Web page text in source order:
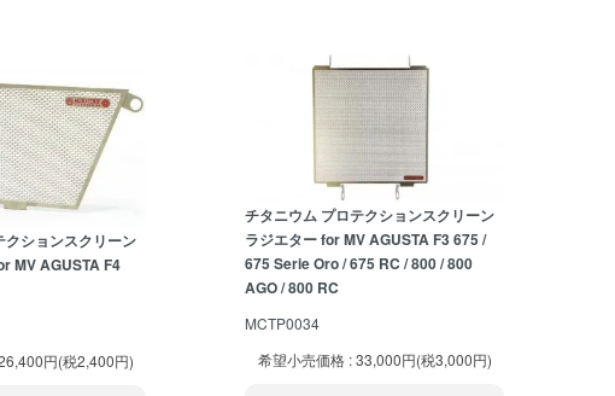
ションスクリーン
MV AGUSTA F4
円(税2,400円)
チタニウム プロテクションスクリーン
ラジエター for MV AGUSTA F3 675 /
675 Serie Oro / 675 RC / 800 / 800
AGO / 800 RC
MCTP0034
希望小売価格 : 33,000円(税3,000円)